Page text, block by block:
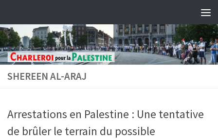
SHEREEN AL-ARAJ
Arrestations en Palestine : Une tentative
de brûler le terrain du possible